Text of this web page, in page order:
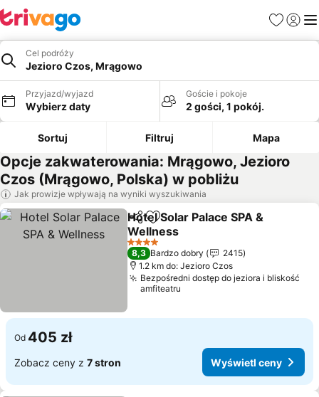
Ulubione
Cel podróży
Jezioro Czos, Mrągowo
Przyjazd/wyjazd
Wybierz daty
Goście i pokoje
2 gości, 1 pokój.
Sortuj Filtruj Mapa
Opcje zakwaterowania: Mrągowo, Jezioro
Czos (Mrągowo, Polska) w pobliżu
Jak prowizje wpływają na wyniki wyszukiwania
Udostępnij
Dodaj do ulubionych
Hotel Solar Palace SPA &
Wellness
4 Kategoria
8,3 Bardzo dobry
2415
1.2 km do: Jezioro Czos
Bezpośredni dostęp do jeziora i bliskość
amfiteatru
Od 405 zł
Zobacz ceny z 7 stron Wyświetl ceny